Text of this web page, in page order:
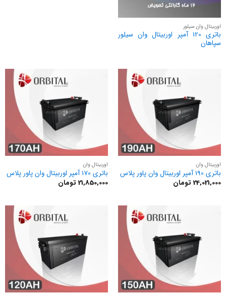
اوربیتال وان سیلور
باتری 120 آمپر اوربیتال وان سیلور
سپاهان
اوربیتال وان
باتری 190 آمپر اوربیتال وان پاور پلاس
24,021,000 تومان
اوربیتال وان
باتری 170 آمپر اوربیتال وان پاور پلاس
21,850,000 تومان